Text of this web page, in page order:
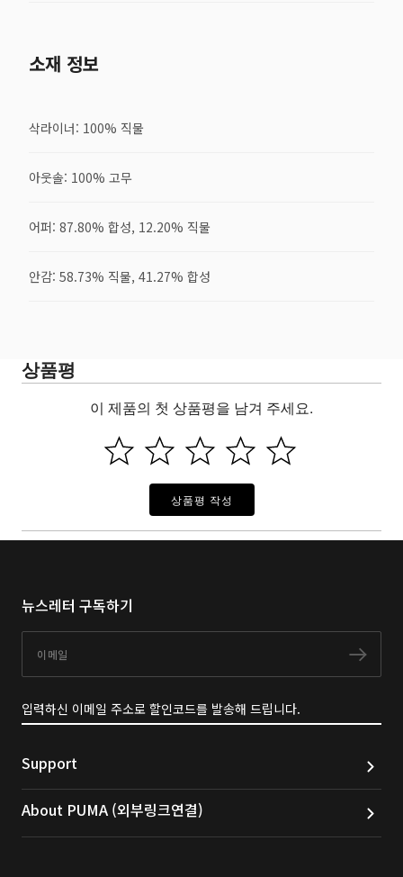
소재 정보
삭라이너: 100% 직물
아웃솔: 100% 고무
어퍼: 87.80% 합성, 12.20% 직물
안감: 58.73% 직물, 41.27% 합성
상품평
이 제품의 첫 상품평을 남겨 주세요.
상품평 작성
뉴스레터 구독하기
구독
입력하신 이메일 주소로 할인코드를 발송해 드립니다.
Support
About PUMA (외부링크연결)